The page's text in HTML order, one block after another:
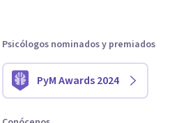
Psicólogos nominados y premiados
PyM Awards 2024